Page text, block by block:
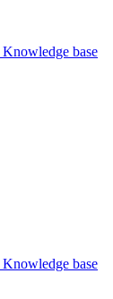
Knowledge base
Knowledge base